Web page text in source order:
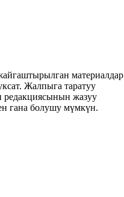
материалдар
Жалпыга таратуу
жазуу
гана болушу мүмкүн.